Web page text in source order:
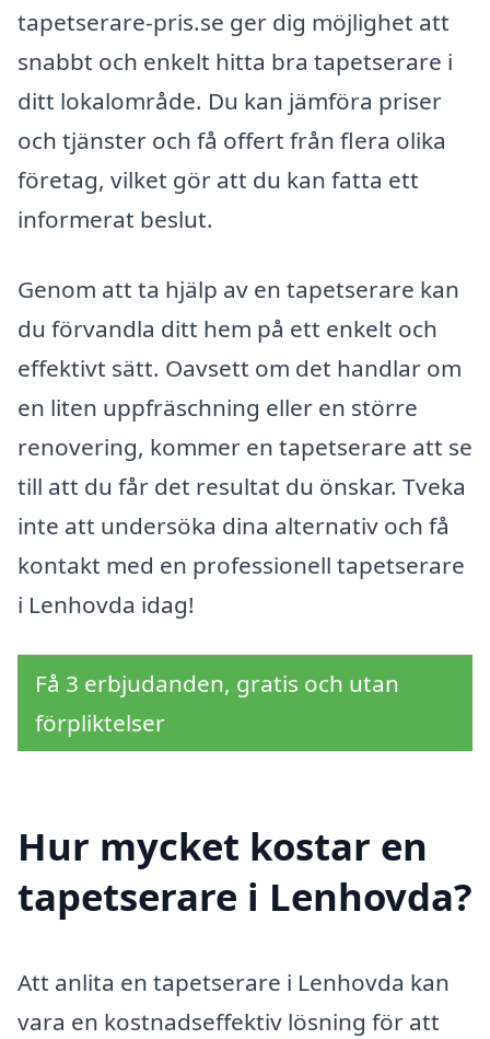
tapetserare-pris.se ger dig möjlighet att
snabbt och enkelt hitta bra tapetserare i
ditt lokalområde. Du kan jämföra priser
och tjänster och få offert från flera olika
företag, vilket gör att du kan fatta ett
informerat beslut.
Genom att ta hjälp av en tapetserare kan
du förvandla ditt hem på ett enkelt och
effektivt sätt. Oavsett om det handlar om
en liten uppfräschning eller en större
renovering, kommer en tapetserare att se
till att du får det resultat du önskar. Tveka
inte att undersöka dina alternativ och få
kontakt med en professionell tapetserare
i Lenhovda idag!
Få 3 erbjudanden, gratis och utan
förpliktelser
Hur mycket kostar en
tapetserare i Lenhovda?
Att anlita en tapetserare i Lenhovda kan
vara en kostnadseffektiv lösning för att